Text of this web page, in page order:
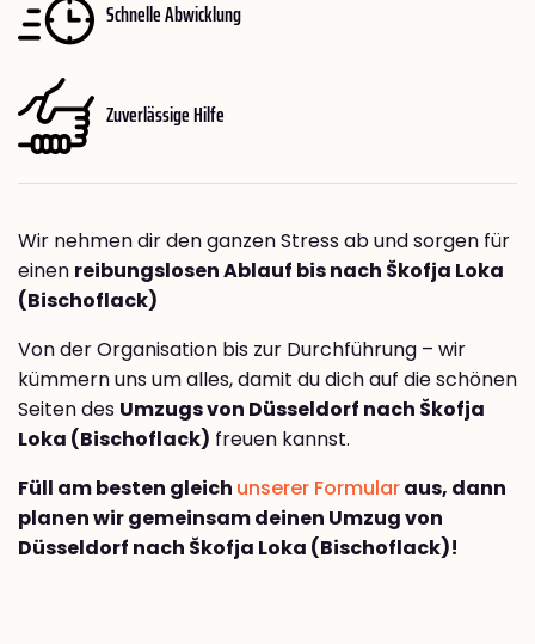
Schnelle Abwicklung
Zuverlässige Hilfe
Wir nehmen dir den ganzen Stress ab und sorgen für
einen reibungslosen Ablauf bis nach Škofja Loka
(Bischoflack)
Von der Organisation bis zur Durchführung – wir
kümmern uns um alles, damit du dich auf die schönen
Seiten des Umzugs von Düsseldorf nach Škofja
Loka (Bischoflack) freuen kannst.
Füll am besten gleich unserer Formularaus, dann
planen wir gemeinsam deinen Umzug von
Düsseldorf nach Škofja Loka (Bischoflack)!